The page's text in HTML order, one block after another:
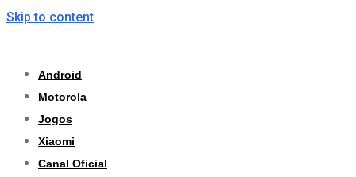
Skip to content
Android
Motorola
Jogos
Xiaomi
Canal Oficial